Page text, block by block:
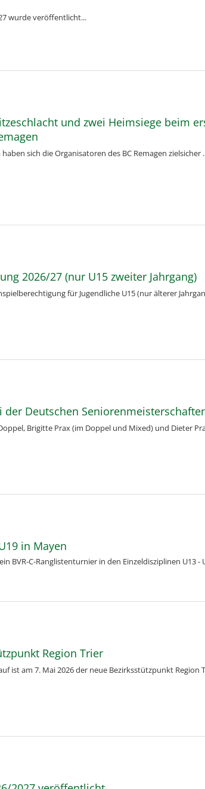
wurde veröffentlicht...
und zwei Heimsiege beim
haben sich die Organisatoren des BC Remagen zielsicher
2026/27 (nur U15 zweiter Jahrgang)
für Jugendliche U15 (nur älterer
Deutschen
Doppel, Brigitte Prax (im Doppel und Mixed)
in Mayen
BVR-C-Ranglistenturnier in den Einzeldisziplinen U13 -
Region Trier
ist am 7. Mai 2026 der neue Bezirksstützpunkt Region